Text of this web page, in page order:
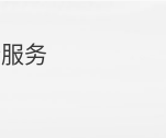
务